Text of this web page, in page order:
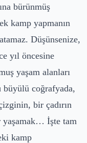
bürünmüş
kamp yapmanın
Düşünsenize,
yıl öncesine
yaşam alanları
büyülü coğrafyada,
bir çadırın
yaşamak… İşte tam
kamp